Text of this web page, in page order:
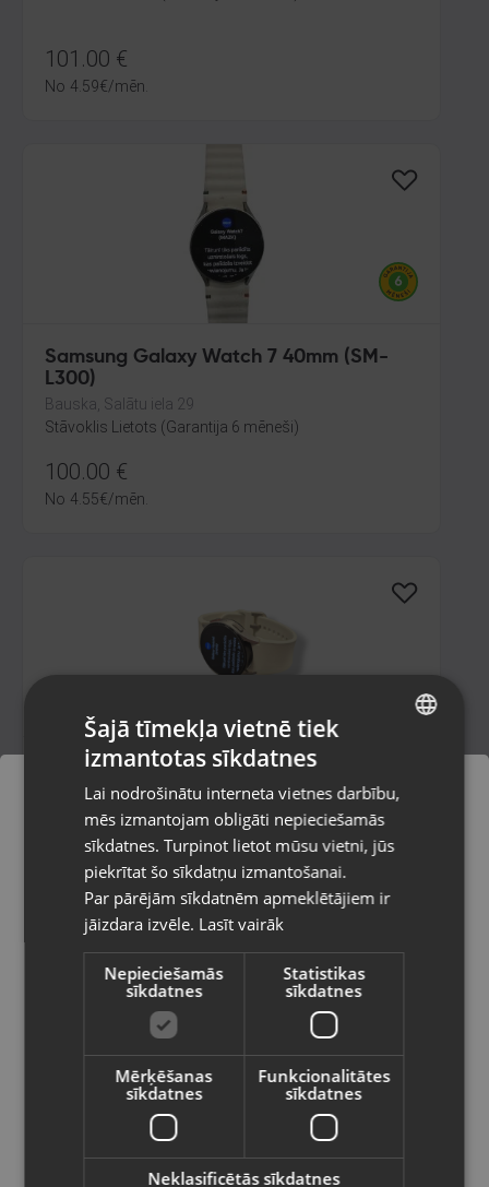
101.00 €
No 4.59€/mēn.
Samsung Galaxy Watch 7 40mm (SM-
L300)
Bauska, Salātu iela 29
Stāvoklis Lietots (Garantija 6 mēneši)
100.00 €
No 4.55€/mēn.
Samsung Galaxy Watch 6 (SM-R935F)
Dobele, Baznīcas iela 4a
Stāvoklis Lietots (Garantija 6 mēneši)
120.00€
/mēn.
Samsung Galaxy Watch 7 44mm (SM-
Pasūtījumi tiks piegādāti uz
izvēlēto valsti
Vietnes saturs būs attēlots izvēlētajā
valodā
Valsts
Latviešu / Latvian
RUSSIAN
Šajā tīmekļa vietnē tiek
izmantotas sīkdatnes
Lai nodrošinātu interneta vietnes darbību,
mēs izmantojam obligāti nepieciešamās
sīkdatnes. Turpinot lietot mūsu vietni, jūs
piekrītat šo sīkdatņu izmantošanai.
Par pārējām sīkdatnēm apmeklētājiem ir
jāizdara izvēle. Lasīt vairāk
Nepieciešamās
sīkdatnes
Statistikas
sīkdatnes
Mērķēšanas
sīkdatnes
Funkcionalitātes
sīkdatnes
Neklasificētās sīkdatnes